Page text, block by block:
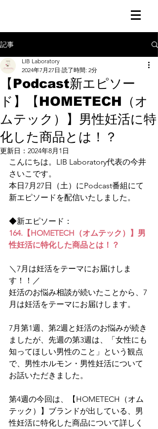
記事
【Podcast新エピソー
ド】【HOMETECH（オ
ムテック）】男性妊活に特
化した商品とは！？
LIB Laboratory
2024年7月27日 読了時間: 2分
更新日： 2024年8月1日
こんにちは。LIB Laboratory代表の今井
さいこです。
本日7月27日（土）にPodcast番組にて
新エピソードを配信いたしました。
◆新エピソード：
164.【HOMETECH（オムテック）】男
性妊活に特化した商品とは！？
＼7月は妊活をテーマにお届けしま
す！！／
妊活のお悩み相談が続いたことから、7
月は妊活をテーマにお届けします。
7月第1週、第2週と妊活のお悩みが続き
ましたが、先週の第3週は、「女性にも
知ってほしい男性のこと」という観点
で、男性ホルモン・男性妊活について
お話いただきました。
第4週の今回は、【HOMETECH（オム
テック）】ブランドが出している、男
性妊活に特化した商品について詳しく